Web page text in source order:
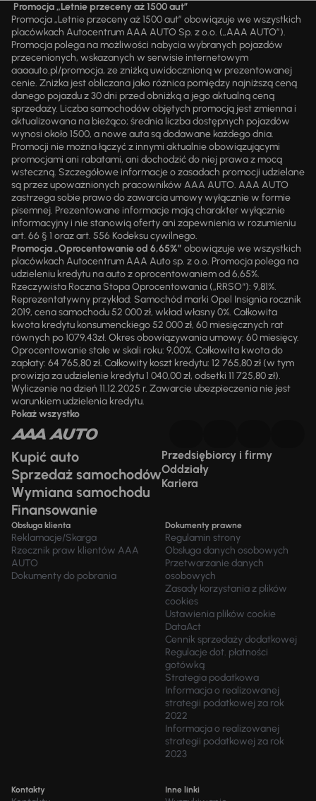
Promocja „Letnie przeceny aż 1500 aut”
Promocja „Letnie przeceny aż 1500 aut” obowiązuje we wszystkich
placówkach Autocentrum AAA AUTO Sp. z o.o. („AAA AUTO”).
Promocja polega na możliwości nabycia wybranych pojazdów
przecenionych, wskazanych w serwisie internetowym
aaaauto.pl/promocja, ze zniżką uwidocznioną w prezentowanej
cenie. Zniżka jest obliczana jako różnica pomiędzy najniższą ceną
danego pojazdu z 30 dni przed obniżką a jego aktualną ceną
sprzedaży. Liczba samochodów objętych promocją jest zmienna i
aktualizowana na bieżąco; średnia liczba dostępnych pojazdów
wynosi około 1500, a nowe auta są dodawane każdego dnia.
Promocji nie można łączyć z innymi aktualnie obowiązującymi
promocjami ani rabatami, ani dochodzić do niej prawa z mocą
wsteczną. Szczegółowe informacje o zasadach promocji udzielane
są przez upoważnionych pracowników AAA AUTO. AAA AUTO
zastrzega sobie prawo do zawarcia umowy wyłącznie w formie
pisemnej. Prezentowane informacje mają charakter wyłącznie
informacyjny i nie stanowią oferty ani zapewnienia w rozumieniu
art. 66 § 1 oraz art. 556 Kodeksu cywilnego.
Promocja „Oprocentowanie od 6,65%” obowiązuje we wszystkich
placówkach Autocentrum AAA Auto sp. z o.o. Promocja polega na
udzieleniu kredytu na auto z oprocentowaniem od 6,65%.
Rzeczywista Roczna Stopa Oprocentowania („RRSO“): 9,81%.
Reprezentatywny przykład: Samochód marki Opel Insignia rocznik
2019, cena samochodu 52 000 zł, wkład własny 0%. Całkowita
kwota kredytu konsumenckiego 52 000 zł, 60 miesięcznych rat
równych po 1079,43zł. Okres obowiązywania umowy: 60 miesięcy.
Oprocentowanie stałe w skali roku: 9,00%. Całkowita kwota do
zapłaty: 64 765,80 zł. Całkowity koszt kredytu: 12 765,80 zł (w tym
prowizja za udzielenie kredytu 1 040,00 zł, odsetki 11 725,80 zł).
Wyliczenie na dzień 11.12.2025 r. Zawarcie ubezpieczenia nie jest
warunkiem udzielenia kredytu.
Pokaż wszystko
Kupić auto
Sprzedaż samochodów
Wymiana samochodu
Finansowanie
Przedsiębiorcy i firmy
Oddziały
Kariera
Obsługa klienta
Reklamacje/Skarga
Rzecznik praw klientów AAA
AUTO
Dokumenty do pobrania
Dokumenty prawne
Regulamin strony
Obsługa danych osobowych
Przetwarzanie danych
osobowych
Zasady korzystania z plików
cookies
Ustawienia plików cookie
DataAct
Cennik sprzedaży dodatkowej
Regulacje dot. płatności
gotówką
Strategia podatkowa
Informacja o realizowanej
strategii podatkowej za rok
2022
Informacja o realizowanej
strategii podatkowej za rok
2023
Kontakty Inne linki